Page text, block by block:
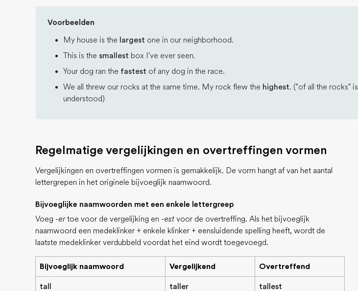
Voorbeelden
My house is the largest one in our neighborhood.
This is the smallest box I've ever seen.
Your dog ran the fastest of any dog in the race.
We all threw our rocks at the same time. My rock flew the highest. ("of all the rocks" is
understood)
Regelmatige vergelijkingen en overtreffingen vormen
Vergelijkingen en overtreffingen vormen is gemakkelijk. De vorm hangt af van het aantal
lettergrepen in het originele bijvoeglijk naamwoord.
Bijvoeglijke naamwoorden met een enkele lettergreep
Voeg -ertoe voor de vergelijking en -est voor de overtreffing. Als het bijvoeglijk
naamwoord een medeklinker + enkele klinker + eensluidende spelling heeft, wordt de
laatste medeklinker verdubbeld voordat het eind wordt toegevoegd.
Bijvoeglijk naamwoord Vergelijkend Overtreffend
tall taller tallest